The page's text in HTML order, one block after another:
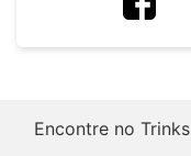
Encontre no Trinks